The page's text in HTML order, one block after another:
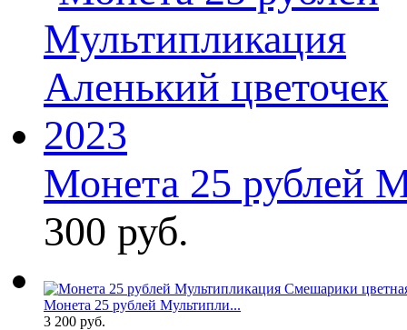
Монета 25 рублей
300 руб.
Монета 25 рублей Мультипли...
3 200 руб.